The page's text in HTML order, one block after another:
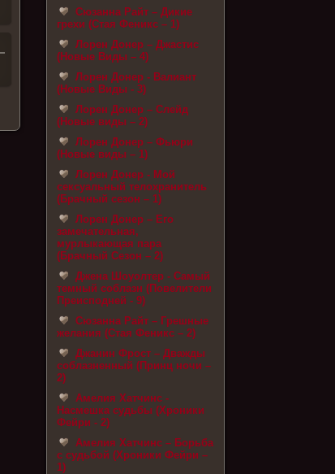
Сюзанна Райт – Дикие
грехи (Стая Феникс – 1)
Лорен Донер – Джастис
(Новые Виды – 4)
Лорен Донер - Валиант
(Новые Виды - 3)
Лорен Донер – Слейд
(Новые виды – 2)
Лорен Донер – Фьюри
(Новые виды – 1)
Лорен Донер - Мой
сексуальный телохранитель
(Брачный сезон – 1)
Лорен Донер – Его
замечательная,
мурлыкающая пара
(Брачный Сезон – 2)
Джена Шоуолтер - Самый
темный соблазн (Повелители
Преисподней - 9)
Сюзанна Райт – Грешные
желания (Стая Феникс – 2)
Джанин Фрост – Дважды
соблазненный (Принц ночи –
2)
Амелия Хатчинс -
Насмешка судьбы (Хроники
Фейри - 2)
Амелия Хатчинс – Борьба
с судьбой (Хроники Фейри –
1)